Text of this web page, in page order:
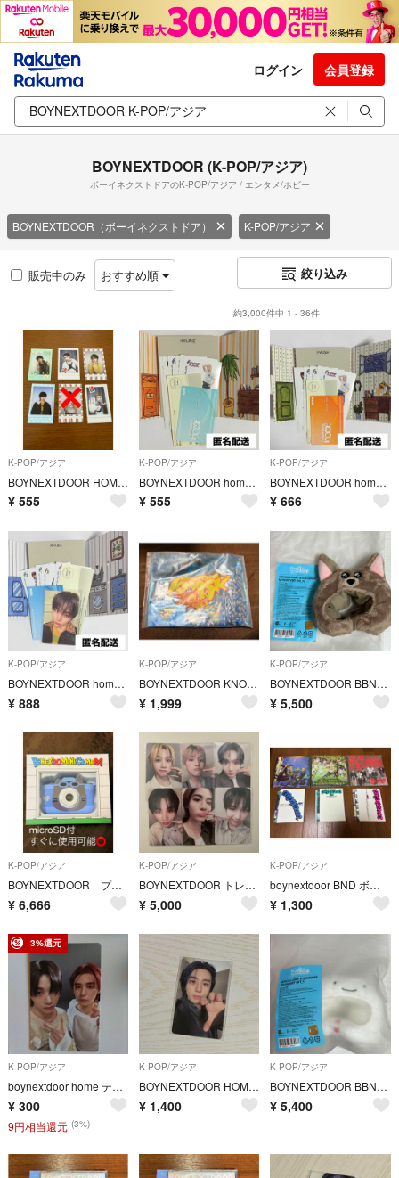
ログイン 会員登録
BOYNEXTDOOR (K-POP/アジア)
ボーイネクストドアのK-POP/アジア / エンタメ/ホビー
BOYNEXTDOOR（ボーイネクストドア） K-POP/アジア
販売中のみ おすすめ順 絞り込み
約3,000件中 1 - 36件
K-POP/アジア
BOYNEXTDOOR HOME ボネクド チェキ リウ テサン ウナク
¥ 555
K-POP/アジア
BOYNEXTDOOR home Weverse リウ【トレカ無し】
¥ 555
K-POP/アジア
BOYNEXTDOOR home Weverse ジェヒョン【トレカ無し】
¥ 666
K-POP/アジア
BOYNEXTDOOR home Weverse Albums ver. テサン
¥ 888
K-POP/アジア
BOYNEXTDOOR KNOCK ON プレミアムシート アプグレ特典
¥ 1,999
K-POP/アジア
BOYNEXTDOOR BBNEXDO 正規品 Official Light Stick Cover MYNGMYNG ジェヒョン
¥ 5,500
K-POP/アジア
BOYNEXTDOOR プネクド クリスマス ポップアップ カメラ ハンテップン microSD付
¥ 6,666
K-POP/アジア
BOYNEXTDOOR トレカ 6枚セット
¥ 5,000
K-POP/アジア
boynextdoor BND ボネクド アルバム 19.99 No Genre
¥ 1,300
3%還元
K-POP/アジア
boynextdoor home テサン・イハンケミトレカ
¥ 300
9円相当還元 (3%)
K-POP/アジア
BOYNEXTDOOR HOME 2.0 jumpup イハン ラキドロ トレカ
¥ 1,400
K-POP/アジア
BOYNEXTDOOR BBNEXDO 正規品 ペンライトカバー ペンラカバー WOONBABY ウナク ウンアギ
¥ 5,400